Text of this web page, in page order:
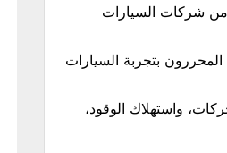
من شركات السيارات
بتجربة السيارات
واستهلاك الوقود،